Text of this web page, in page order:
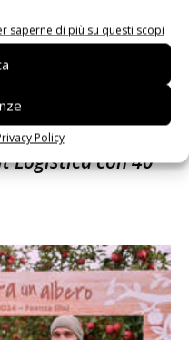
saperne di più su questi scopi
Policy
Logistica con 40